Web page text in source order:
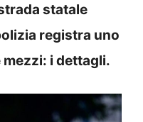
statale
registra uno
i dettagli.